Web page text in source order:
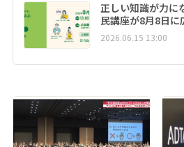
正しい知識が力
民講座が8月8日に
2026.06.15 13:00